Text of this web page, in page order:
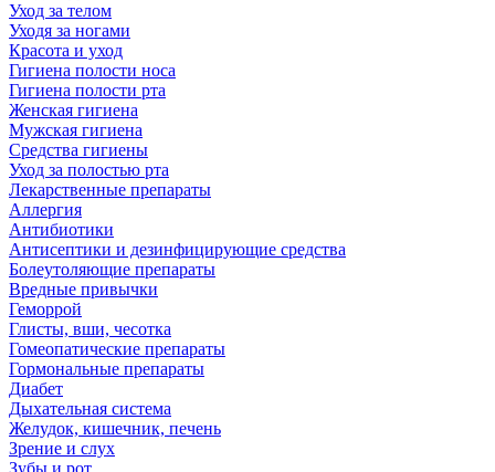
Уход за телом
Уходя за ногами
Красота и уход
Гигиена полости носа
Гигиена полости рта
Женская гигиена
Мужская гигиена
Средства гигиены
Уход за полостью рта
Лекарственные препараты
Аллергия
Антибиотики
Антисептики и дезинфицирующие средства
Болеутоляющие препараты
Вредные привычки
Геморрой
Глисты, вши, чесотка
Гомеопатические препараты
Гормональные препараты
Диабет
Дыхательная система
Желудок, кишечник, печень
Зрение и слух
Зубы и рот